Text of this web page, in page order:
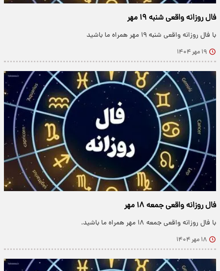
فال روزانه واقعی شنبه ۱۹ مهر
با فال روزانه واقعی شنبه ۱۹ مهر همراه ما باشید
۱۹ مهر ۱۴۰۴
فال روزانه واقعی جمعه ۱۸ مهر
با فال روزانه واقعی جمعه ۱۸ مهر همراه ما باشید.
۱۸ مهر ۱۴۰۴